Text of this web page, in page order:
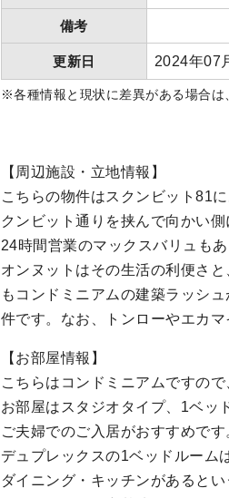
備考
更新日 2024年07
※各種情報と現状に差異がある場合は
【周辺施設・立地情報】
こちらの物件はスクンビット81
クンビット通りを挟んで向かい
24時間営業のマックスバリュも
オンヌットはその生活の利便さ
もコンドミニアムの建築ラッシ
件です。なお、トンローやエカ
【お部屋情報】
こちらはコンドミニアムですの
お部屋はスタジオタイプ、1ベッ
ご夫婦でのご入居がおすすめです
デュプレックスの1ベッドルーム
ダイニング・キッチンがあると